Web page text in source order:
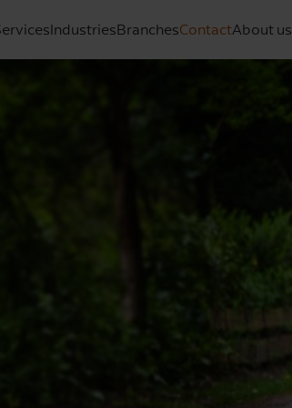
IndustriesBranchesContactAbout us